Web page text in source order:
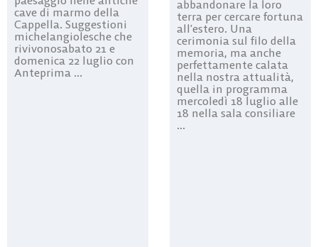
cave di marmo della
Cappella. Suggestioni
michelangiolesche che
rivivonosabato 21 e
domenica 22 luglio con
Anteprima ...
abbandonare la loro
terra per cercare fortuna
all’estero. Una
cerimonia sul filo della
memoria, ma anche
perfettamente calata
nella nostra attualità,
quella in programma
mercoledì 18 luglio alle
18 nella sala consiliare
...